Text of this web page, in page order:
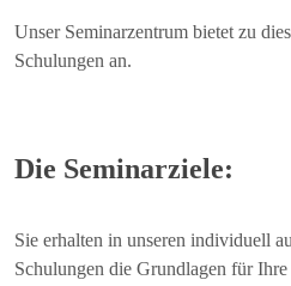
Unser Seminarzentrum bietet zu
Schulungen an.
Die Seminarziele:
Sie erhalten in unseren individuell
Schulungen die Grundlagen für